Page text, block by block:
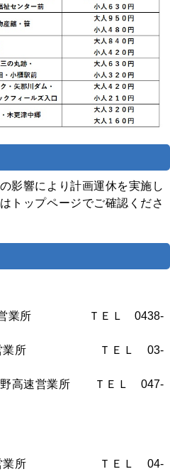
影響により計画運休を実施し
トップページでご確認くださ
津営業所 ＴＥＬ 0438-
戸営業所 ＴＥＬ 03-
野高速営業所 ＴＥＬ 047-
川営業所 ＴＥＬ 04-